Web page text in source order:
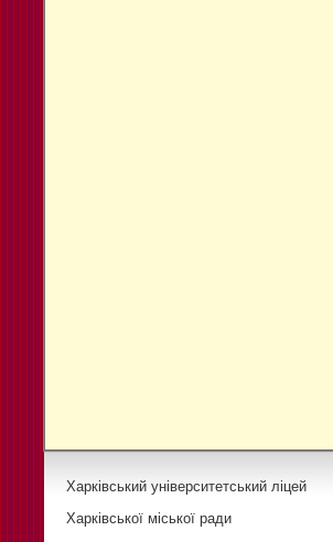
Харківський університетський ліцей
Харківської міської ради